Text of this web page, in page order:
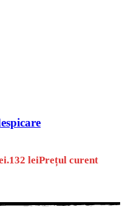
132 leiPrețul curent